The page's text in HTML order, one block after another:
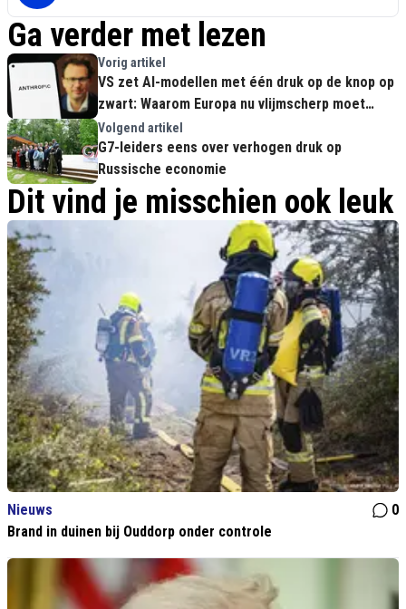
Ga verder met lezen
Vorig artikel
VS zet AI-modellen met één druk op de knop op
zwart: Waarom Europa nu vlijmscherp moet
ingrijpen
Volgend artikel
G7-leiders eens over verhogen druk op
Russische economie
Dit vind je misschien ook leuk
Nieuws
0
Brand in duinen bij Ouddorp onder controle